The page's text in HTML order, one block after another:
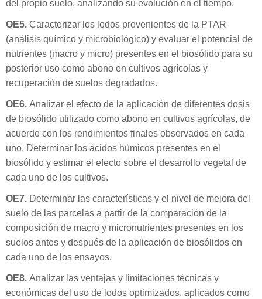
del propio suelo, analizando su evolución en el tiempo.
OE5. Caracterizar los lodos provenientes de la PTAR
(análisis químico y microbiológico) y evaluar el potencial de
nutrientes (macro y micro) presentes en el biosólido para su
posterior uso como abono en cultivos agrícolas y
recuperación de suelos degradados.
OE6. Analizar el efecto de la aplicación de diferentes dosis
de biosólido utilizado como abono en cultivos agrícolas, de
acuerdo con los rendimientos finales observados en cada
uno. Determinar los ácidos húmicos presentes en el
biosólido y estimar el efecto sobre el desarrollo vegetal de
cada uno de los cultivos.
OE7. Determinar las características y el nivel de mejora del
suelo de las parcelas a partir de la comparación de la
composición de macro y micronutrientes presentes en los
suelos antes y después de la aplicación de biosólidos en
cada uno de los ensayos.
OE8. Analizar las ventajas y limitaciones técnicas y
económicas del uso de lodos optimizados, aplicados como